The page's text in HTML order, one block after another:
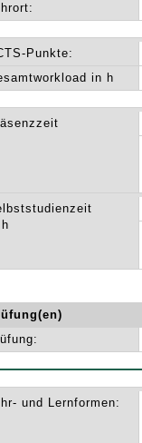
Punkte:
in h
und Lernformen: